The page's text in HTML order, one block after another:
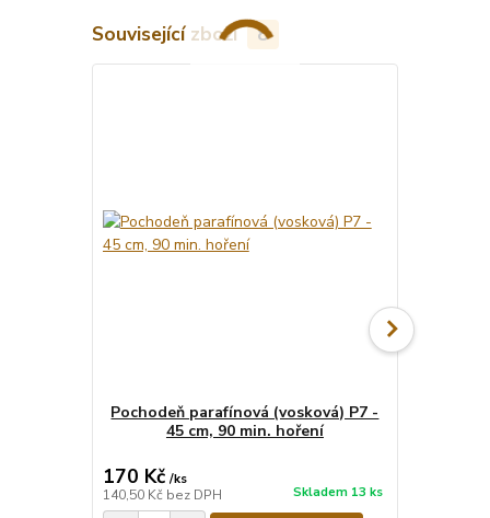
Související zboží 8
Pochodeň parafínová (vosková) P7 -
45 cm, 90 min. hoření
170 Kč /ks
140,50 Kč bez DPH Skladem 13 ks